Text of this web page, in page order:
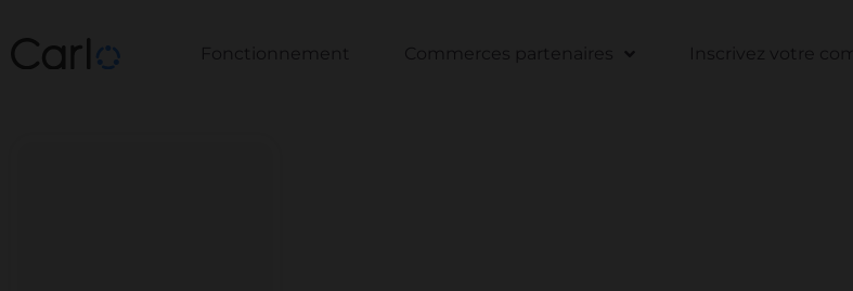
Fonctionnement Commerces partenaires Inscrivez votre